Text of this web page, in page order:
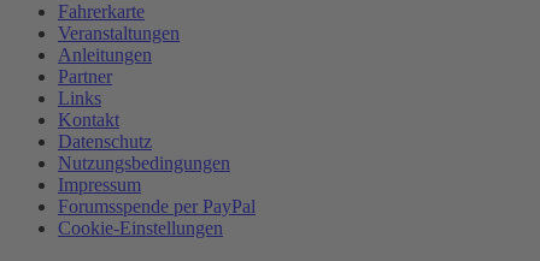
Fahrerkarte
Veranstaltungen
Anleitungen
Partner
Links
Kontakt
Datenschutz
Nutzungsbedingungen
Impressum
Forumsspende per PayPal
Cookie-Einstellungen